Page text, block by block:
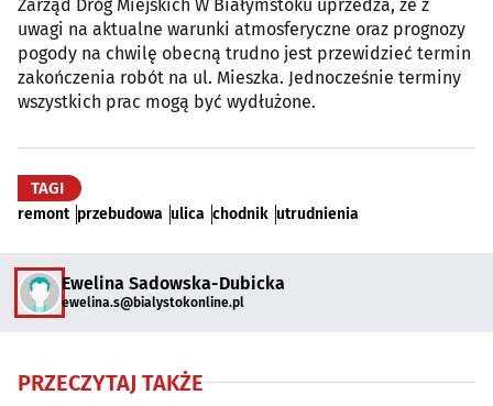
Zarząd Dróg Miejskich W Białymstoku uprzedza, że z
uwagi na aktualne warunki atmosferyczne oraz prognozy
pogody na chwilę obecną trudno jest przewidzieć termin
zakończenia robót na ul. Mieszka. Jednocześnie terminy
wszystkich prac mogą być wydłużone.
TAGI
remont przebudowa ulica chodnik utrudnienia
Ewelina Sadowska-Dubicka
ewelina.s@bialystokonline.pl
PRZECZYTAJ TAKŻE